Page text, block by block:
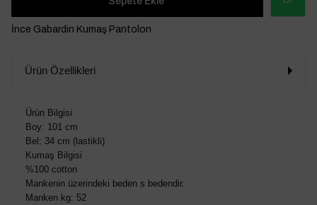
VER
İnce Gabardin Kumaş Pantolon
Ürün Özellikleri
Ürün Bilgisi
Boy: 101 cm
Bel: 34 cm (lastikli)
Kumaş Bilgisi
%100 cotton
Mankenin üzerindeki beden s bedendir.
Manken kg: 52